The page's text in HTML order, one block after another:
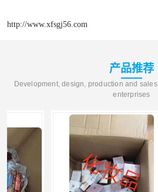
http://www.xfsgj56.com
产品推荐
Development, design, production and
enterprises